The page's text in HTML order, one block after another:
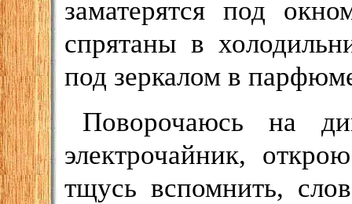
заматерятся под
спрятаны в
под зеркалом в
Поворочаюсь на
электрочайник,
тщусь вспомнить,